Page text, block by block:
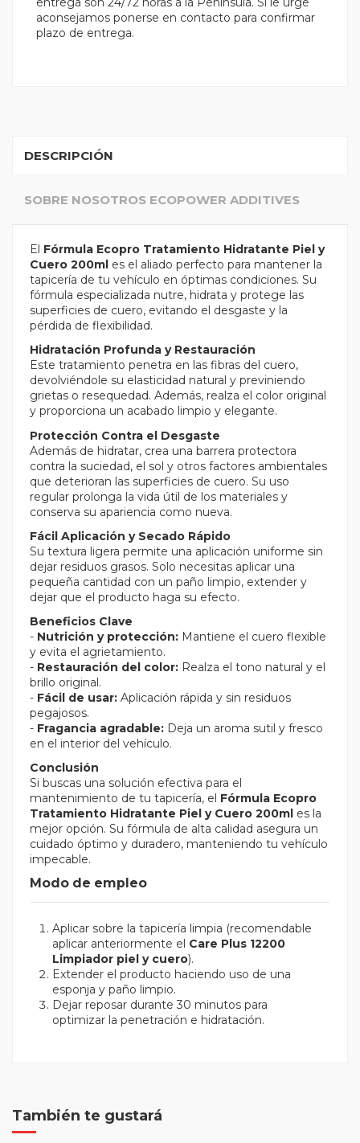
aconsejamos ponerse en contacto para confirmar
plazo de entrega.
DESCRIPCIÓN
SOBRE NOSOTROS ECOPOWER ADDITIVES
El Fórmula Ecopro Tratamiento Hidratante Piel y
Cuero 200ml es el aliado perfecto para mantener la
tapicería de tu vehículo en óptimas condiciones. Su
fórmula especializada nutre, hidrata y protege las
superficies de cuero, evitando el desgaste y la
pérdida de flexibilidad.
Hidratación Profunda y Restauración
Este tratamiento penetra en las fibras del cuero,
devolviéndole su elasticidad natural y previniendo
grietas o resequedad. Además, realza el color original
y proporciona un acabado limpio y elegante.
Protección Contra el Desgaste
Además de hidratar, crea una barrera protectora
contra la suciedad, el sol y otros factores ambientales
que deterioran las superficies de cuero. Su uso
regular prolonga la vida útil de los materiales y
conserva su apariencia como nueva.
Fácil Aplicación y Secado Rápido
Su textura ligera permite una aplicación uniforme sin
dejar residuos grasos. Solo necesitas aplicar una
pequeña cantidad con un paño limpio, extender y
dejar que el producto haga su efecto.
Beneficios Clave
- Nutrición y protección: Mantiene el cuero flexible
y evita el agrietamiento.
- Restauración del color: Realza el tono natural y el
brillo original.
- Fácil de usar: Aplicación rápida y sin residuos
pegajosos.
- Fragancia agradable: Deja un aroma sutil y fresco
en el interior del vehículo.
Conclusión
Si buscas una solución efectiva para el
mantenimiento de tu tapicería, el Fórmula Ecopro
Tratamiento Hidratante Piel y Cuero 200ml es la
mejor opción. Su fórmula de alta calidad asegura un
cuidado óptimo y duradero, manteniendo tu vehículo
impecable.
Modo de empleo
Aplicar sobre la tapicería limpia (recomendable
aplicar anteriormente el Care Plus 12200
Limpiador piel y cuero).
Extender el producto haciendo uso de una
esponja y paño limpio.
Dejar reposar durante 30 minutos para
optimizar la penetración e hidratación.
También te gustará